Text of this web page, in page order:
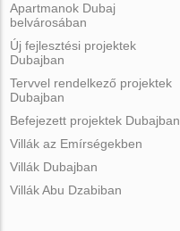
Apartmanok Dubaj
belvárosában
Új fejlesztési projektek
Dubajban
Tervvel rendelkező projektek
Dubajban
Befejezett projektek Dubajban
Villák az Emírségekben
Villák Dubajban
Villák Abu Dzabiban